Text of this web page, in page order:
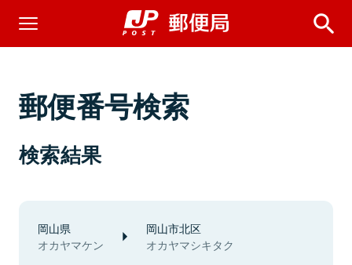
郵便番号検索
検索結果
岡山県
オカヤマケン
岡山市北区
オカヤマシキタク